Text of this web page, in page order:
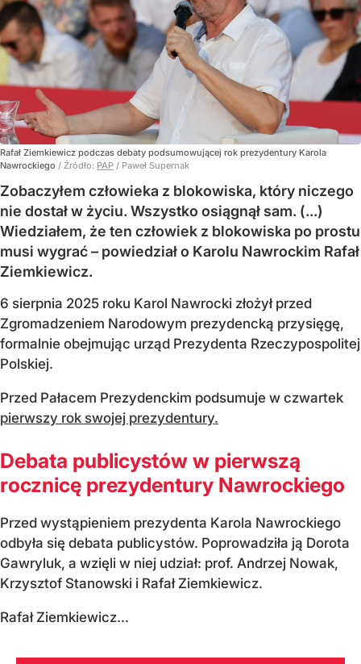
Rafał Ziemkiewicz podczas debaty podsumowującej rok prezydentury Karola
Nawrockiego / Źródło: PAP / Paweł Supernak
Zobaczyłem człowieka z blokowiska, który niczego
nie dostał w życiu. Wszystko osiągnął sam. (...)
Wiedziałem, że ten człowiek z blokowiska po prostu
musi wygrać – powiedział o Karolu Nawrockim Rafał
Ziemkiewicz.
6 sierpnia 2025 roku Karol Nawrocki złożył przed
Zgromadzeniem Narodowym prezydencką przysięgę,
formalnie obejmując urząd Prezydenta Rzeczypospolitej
Polskiej.
Przed Pałacem Prezydenckim podsumuje w czwartek
pierwszy rok swojej prezydentury.
Debata publicystów w pierwszą
rocznicę prezydentury Nawrockiego
Przed wystąpieniem prezydenta Karola Nawrockiego
odbyła się debata publicystów. Poprowadziła ją Dorota
Gawryluk, a wzięli w niej udział: prof. Andrzej Nowak,
Krzysztof Stanowski i Rafał Ziemkiewicz.
Rafał Ziemkiewicz...